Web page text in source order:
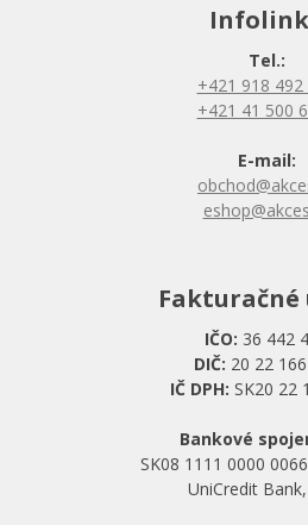
Tel.:
+421 918 492
+421 41 500
E-mail:
Fakturačné
IČO: 36 442
DIČ: 20 22
IČ DPH: SK20 22
Bankové
SK08 1111 0000
UniCredit